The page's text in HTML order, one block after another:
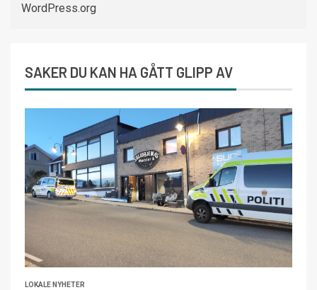
WordPress.org
SAKER DU KAN HA GÅTT GLIPP AV
LOKALE NYHETER